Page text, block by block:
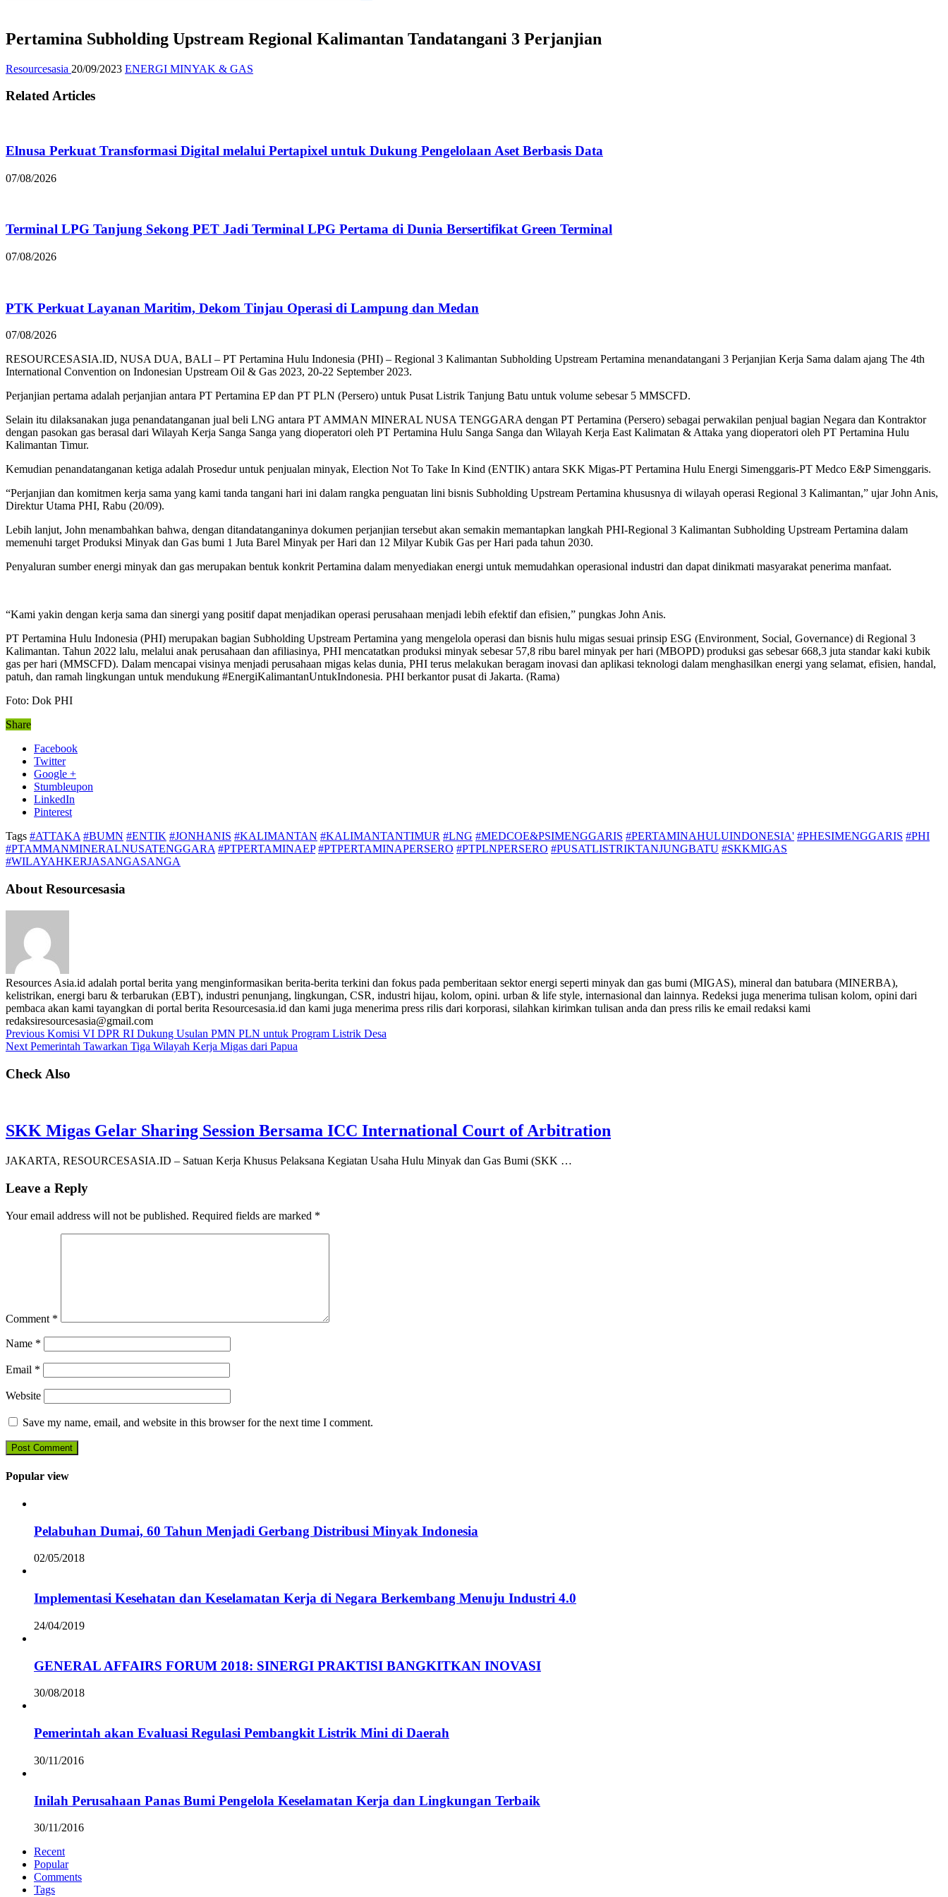
Pertamina Subholding Upstream Regional Kalimantan Tandatangani 3 Perjanjian
Resourcesasia 20/09/2023 ENERGI MINYAK & GAS
Related Articles
Elnusa Perkuat Transformasi Digital melalui Pertapixel untuk Dukung Pengelolaan Aset Berbasis Data
07/08/2026
Terminal LPG Tanjung Sekong PET Jadi Terminal LPG Pertama di Dunia Bersertifikat Green Terminal
07/08/2026
PTK Perkuat Layanan Maritim, Dekom Tinjau Operasi di Lampung dan Medan
07/08/2026
RESOURCESASIA.ID, NUSA DUA, BALI – PT Pertamina Hulu Indonesia (PHI) – Regional 3 Kalimantan Subholding Upstream Pertamina menandatangani 3 Perjanjian Kerja Sama dalam ajang The 4th
International Convention on Indonesian Upstream Oil & Gas 2023, 20-22 September 2023.
Perjanjian pertama adalah perjanjian antara PT Pertamina EP dan PT PLN (Persero) untuk Pusat Listrik Tanjung Batu untuk volume sebesar 5 MMSCFD.
Selain itu dilaksanakan juga penandatanganan jual beli LNG antara PT AMMAN MINERAL NUSA TENGGARA dengan PT Pertamina (Persero) sebagai perwakilan penjual bagian Negara dan Kontraktor
dengan pasokan gas berasal dari Wilayah Kerja Sanga Sanga yang dioperatori oleh PT Pertamina Hulu Sanga Sanga dan Wilayah Kerja East Kalimatan & Attaka yang dioperatori oleh PT Pertamina Hulu
Kalimantan Timur.
Kemudian penandatanganan ketiga adalah Prosedur untuk penjualan minyak, Election Not To Take In Kind (ENTIK) antara SKK Migas-PT Pertamina Hulu Energi Simenggaris-PT Medco E&P Simenggaris.
“Perjanjian dan komitmen kerja sama yang kami tanda tangani hari ini dalam rangka penguatan lini bisnis Subholding Upstream Pertamina khususnya di wilayah operasi Regional 3 Kalimantan,” ujar John Anis,
Direktur Utama PHI, Rabu (20/09).
Lebih lanjut, John menambahkan bahwa, dengan ditandatanganinya dokumen perjanjian tersebut akan semakin memantapkan langkah PHI-Regional 3 Kalimantan Subholding Upstream Pertamina dalam
memenuhi target Produksi Minyak dan Gas bumi 1 Juta Barel Minyak per Hari dan 12 Milyar Kubik Gas per Hari pada tahun 2030.
Penyaluran sumber energi minyak dan gas merupakan bentuk konkrit Pertamina dalam menyediakan energi untuk memudahkan operasional industri dan dapat dinikmati masyarakat penerima manfaat.
“Kami yakin dengan kerja sama dan sinergi yang positif dapat menjadikan operasi perusahaan menjadi lebih efektif dan efisien,” pungkas John Anis.
PT Pertamina Hulu Indonesia (PHI) merupakan bagian Subholding Upstream Pertamina yang mengelola operasi dan bisnis hulu migas sesuai prinsip ESG (Environment, Social, Governance) di Regional 3
Kalimantan. Tahun 2022 lalu, melalui anak perusahaan dan afiliasinya, PHI mencatatkan produksi minyak sebesar 57,8 ribu barel minyak per hari (MBOPD) produksi gas sebesar 668,3 juta standar kaki kubik
gas per hari (MMSCFD). Dalam mencapai visinya menjadi perusahaan migas kelas dunia, PHI terus melakukan beragam inovasi dan aplikasi teknologi dalam menghasilkan energi yang selamat, efisien, handal,
patuh, dan ramah lingkungan untuk mendukung #EnergiKalimantanUntukIndonesia. PHI berkantor pusat di Jakarta. (Rama)
Foto: Dok PHI
Share
Facebook
Twitter
Google +
Stumbleupon
LinkedIn
Pinterest
Tags #ATTAKA #BUMN #ENTIK #JONHANIS #KALIMANTAN #KALIMANTANTIMUR #LNG #MEDCOE&PSIMENGGARIS #PERTAMINAHULUINDONESIA' #PHESIMENGGARIS #PHI
#PTAMMANMINERALNUSATENGGARA #PTPERTAMINAEP #PTPERTAMINAPERSERO #PTPLNPERSERO #PUSATLISTRIKTANJUNGBATU #SKKMIGAS
#WILAYAHKERJASANGASANGA
About Resourcesasia
Resources Asia.id adalah portal berita yang menginformasikan berita-berita terkini dan fokus pada pemberitaan sektor energi seperti minyak dan gas bumi (MIGAS), mineral dan batubara (MINERBA),
kelistrikan, energi baru & terbarukan (EBT), industri penunjang, lingkungan, CSR, industri hijau, kolom, opini. urban & life style, internasional dan lainnya. Redeksi juga menerima tulisan kolom, opini dari
pembaca akan kami tayangkan di portal berita Resourcesasia.id dan kami juga menerima press rilis dari korporasi, silahkan kirimkan tulisan anda dan press rilis ke email redaksi kami
redaksiresourcesasia@gmail.com
Previous Komisi VI DPR RI Dukung Usulan PMN PLN untuk Program Listrik Desa
Next Pemerintah Tawarkan Tiga Wilayah Kerja Migas dari Papua
Check Also
SKK Migas Gelar Sharing Session Bersama ICC International Court of Arbitration
JAKARTA, RESOURCESASIA.ID – Satuan Kerja Khusus Pelaksana Kegiatan Usaha Hulu Minyak dan Gas Bumi (SKK …
Leave a Reply
Your email address will not be published. Required fields are marked *
Comment *
Name *
Email *
Website
Save my name, email, and website in this browser for the next time I comment.
Popular view
Pelabuhan Dumai, 60 Tahun Menjadi Gerbang Distribusi Minyak Indonesia
02/05/2018
Implementasi Kesehatan dan Keselamatan Kerja di Negara Berkembang Menuju Industri 4.0
24/04/2019
GENERAL AFFAIRS FORUM 2018: SINERGI PRAKTISI BANGKITKAN INOVASI
30/08/2018
Pemerintah akan Evaluasi Regulasi Pembangkit Listrik Mini di Daerah
30/11/2016
Inilah Perusahaan Panas Bumi Pengelola Keselamatan Kerja dan Lingkungan Terbaik
30/11/2016
Recent
Popular
Comments
Tags